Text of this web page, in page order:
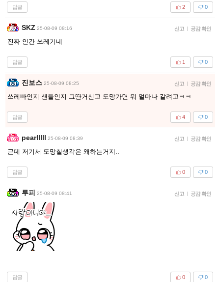
답글 0
2
SKZ 25-08-09 08:16 신고 | 공감 확인
진짜 인간 쓰레기네
답글 0
1
진보스 25-08-09 08:25 신고 | 공감 확인
쓰레빠인지 샌들인지 그딴거신고 도망가면 뭐 얼마나 갈려고ㅋㅋ
답글 0
4
pearlllll 25-08-09 08:39 신고 | 공감 확인
근데 저기서 도망칠생각은 왜하는거지..
답글 0
0
루피 25-08-09 08:41 신고 | 공감 확인
답글 0
0